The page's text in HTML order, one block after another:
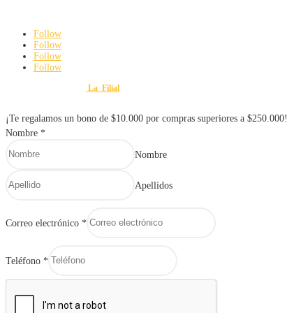
Follow
Follow
Follow
Follow
La_Filial
¡Te regalamos un bono de $10.000 por compras superiores a $250.000!
Nombre *
Nombre
Apellidos
Correo electrónico *
Teléfono *